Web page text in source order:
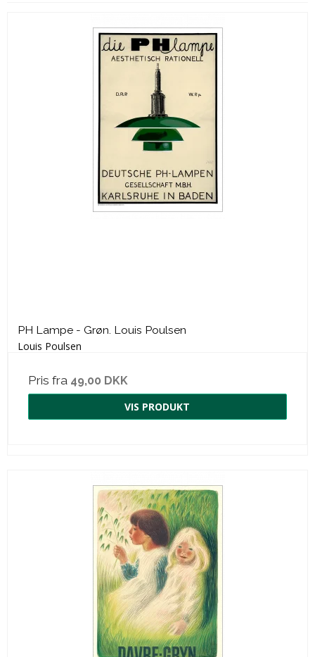
PH Lampe - Grøn. Louis Poulsen
Louis Poulsen
Pris fra 49,00 DKK
VIS PRODUKT